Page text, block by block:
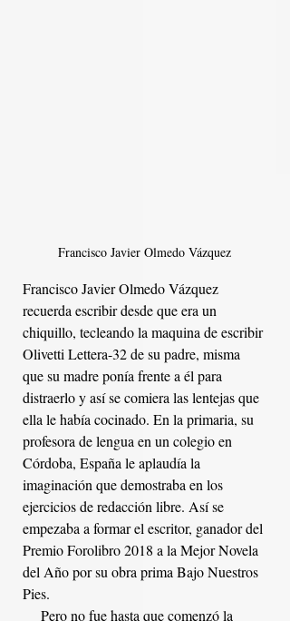
Francisco Javier Olmedo Vázquez
Francisco Javier Olmedo Vázquez
recuerda escribir desde que era un
chiquillo, tecleando la maquina de escribir
Olivetti Lettera-32 de su padre, misma
que su madre ponía frente a él para
distraerlo y así se comiera las lentejas que
ella le había cocinado. En la primaria, su
profesora de lengua en un colegio en
Córdoba, España le aplaudía la
imaginación que demostraba en los
ejercicios de redacción libre. Así se
empezaba a formar el escritor, ganador del
Premio Forolibro 2018 a la Mejor Novela
del Año por su obra prima Bajo Nuestros
Pies.